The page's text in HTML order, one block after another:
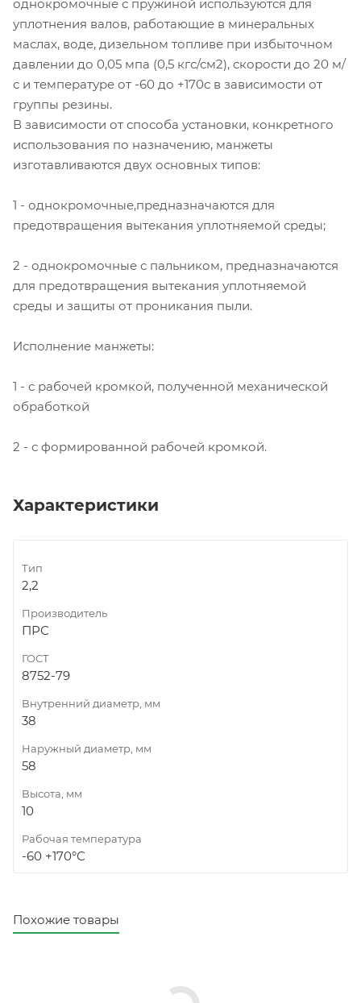
однокромочные с пружиной используются для
уплотнения валов, работающие в минеральных
маслах, воде, дизельном топливе при избыточном
давлении до 0,05 мпа (0,5 кгс/см2), скорости до 20 м/
с и температуре от -60 до +170с в зависимости от
группы резины.
В зависимости от способа установки, конкретного
использования по назначению, манжеты
изготавливаются двух основных типов:
1 - однокромочные,предназначаются для
предотвращения вытекания уплотняемой среды;
2 - однокромочные с пальником, предназначаются
для предотвращения вытекания уплотняемой
среды и защиты от проникания пыли.
Исполнение манжеты:
1 - с рабочей кромкой, полученной механической
обработкой
2 - с формированной рабочей кромкой.
Характеристики
Тип
2,2
Производитель
ПРС
ГОСТ
8752-79
Внутренний диаметр, мм
38
Наружный диаметр, мм
58
Высота, мм
10
Рабочая температура
-60 +170°С
Похожие товары